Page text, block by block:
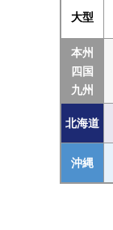
大型
本州
四国
九州
北海道
沖縄